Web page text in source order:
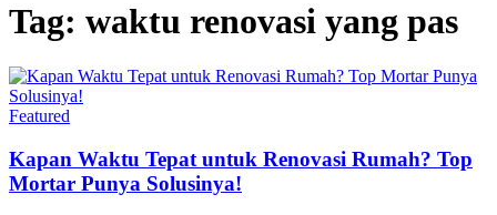
Tag: waktu renovasi yang pas
Featured
Kapan Waktu Tepat untuk Renovasi Rumah? Top
Mortar Punya Solusinya!